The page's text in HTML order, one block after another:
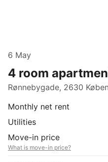
6 May
4 room
Rønnebygade, 2630
Monthly net rent
Utilities
Move-in price
What is move-in price?